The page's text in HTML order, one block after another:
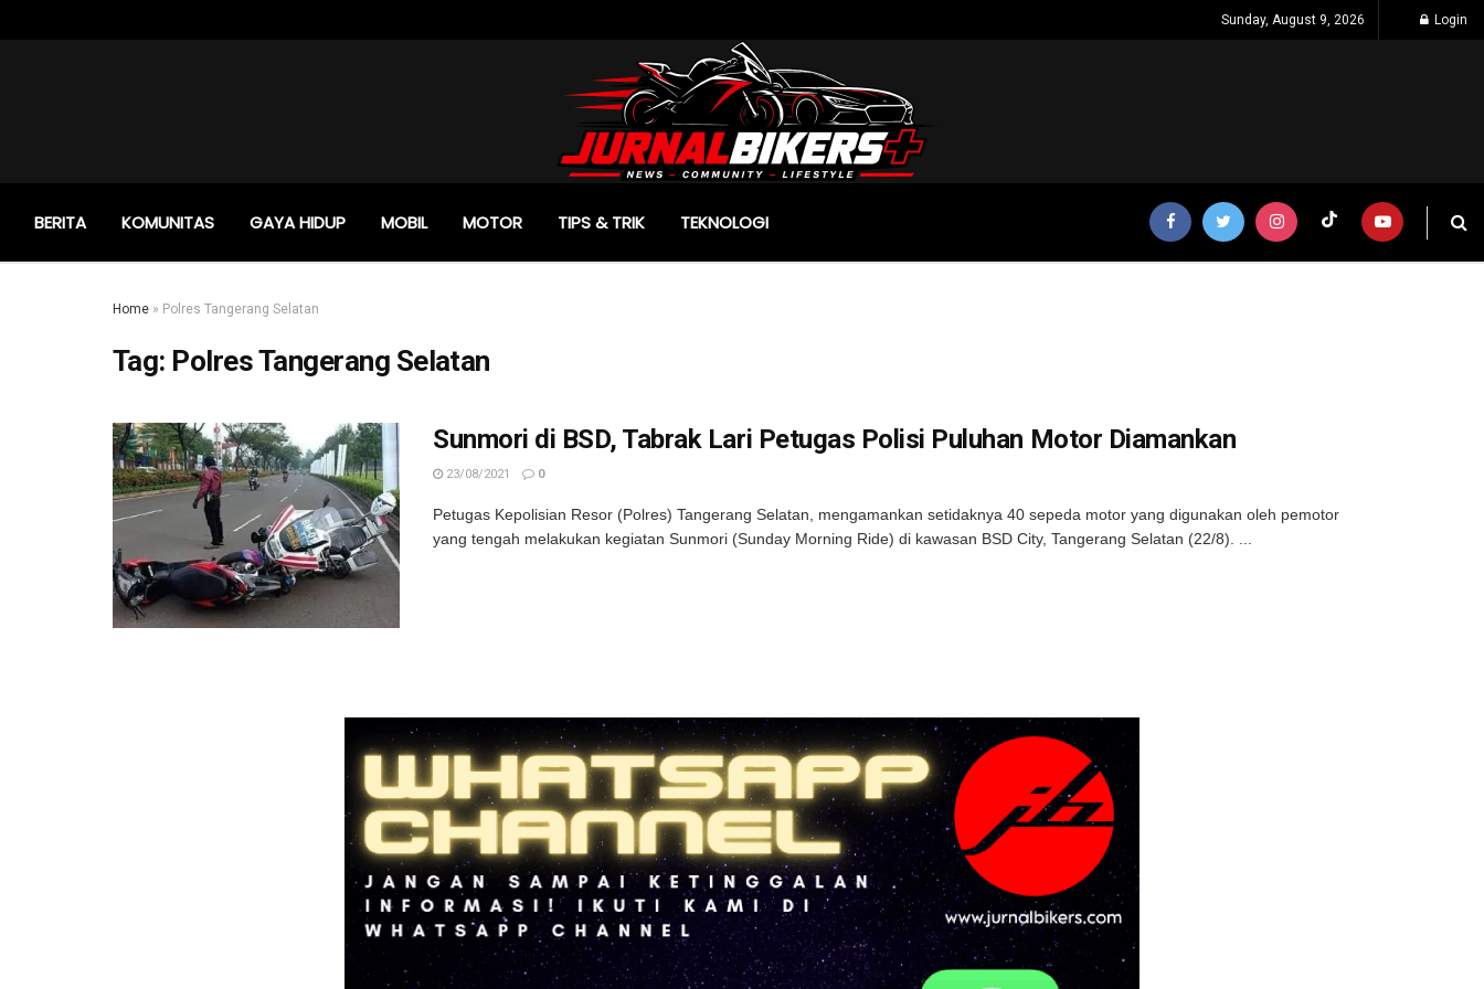
Sunday, August 9, 2026 Login
BERITA KOMUNITAS GAYA HIDUP MOBIL MOTOR TIPS & TRIK TEKNOLOGI
Home » Polres Tangerang Selatan
Tag: Polres Tangerang Selatan
Sunmori di BSD, Tabrak Lari Petugas Polisi Puluhan Motor Diamankan
23/08/2021 0
Petugas Kepolisian Resor (Polres) Tangerang Selatan, mengamankan setidaknya 40 sepeda motor yang digunakan oleh pemotor
yang tengah melakukan kegiatan Sunmori (Sunday Morning Ride) di kawasan BSD City, Tangerang Selatan (22/8). ...